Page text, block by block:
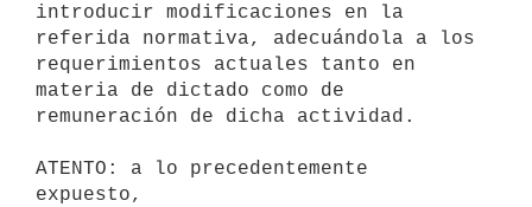
introducir modificaciones en la
referida normativa, adecuándola a los
requerimientos actuales tanto en
materia de dictado como de
remuneración de dicha actividad.
ATENTO: a lo precedentemente
expuesto,